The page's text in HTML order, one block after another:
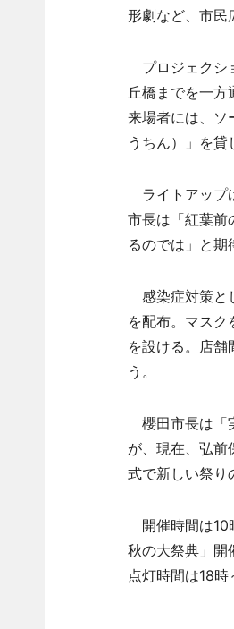
形劇など、市民
プロジェクシ
丘橋までを一方
来場者には、ソ
うちん）」を貸
ライトアップ
市長は「紅葉前
るのでは」と期
感染症対策と
を配布。マス
を設ける。店
う。
櫻田市長は「
が、現在、弘前
式で新しい祭り
開催時間は10
秋の大祭典」開
点灯時間は18時